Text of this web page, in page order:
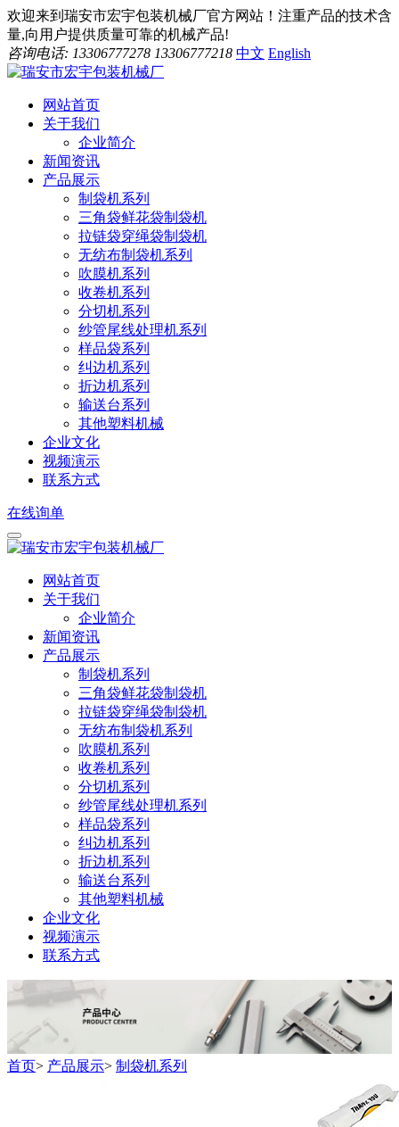
欢迎来到瑞安市宏宇包装机械厂官方网站！注重产品的技术含
量,向用户提供质量可靠的机械产品!
咨询电话: 13306777278 13306777218 中文 English
网站首页
关于我们
企业简介
新闻资讯
产品展示
制袋机系列
三角袋鲜花袋制袋机
拉链袋穿绳袋制袋机
无纺布制袋机系列
吹膜机系列
收卷机系列
分切机系列
纱管尾线处理机系列
样品袋系列
纠边机系列
折边机系列
输送台系列
其他塑料机械
企业文化
视频演示
联系方式
在线询单
网站首页
关于我们
企业简介
新闻资讯
产品展示
制袋机系列
三角袋鲜花袋制袋机
拉链袋穿绳袋制袋机
无纺布制袋机系列
吹膜机系列
收卷机系列
分切机系列
纱管尾线处理机系列
样品袋系列
纠边机系列
折边机系列
输送台系列
其他塑料机械
企业文化
视频演示
联系方式
首页> 产品展示> 制袋机系列